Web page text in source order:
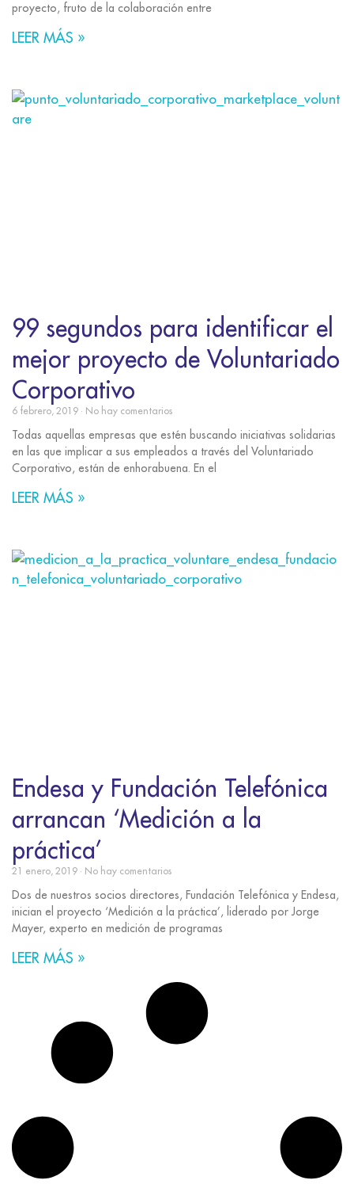
proyecto, fruto de la colaboración entre
LEER MÁS »
99 segundos para identificar el
mejor proyecto de Voluntariado
Corporativo
6 febrero, 2019 No hay comentarios
Todas aquellas empresas que estén buscando iniciativas solidarias
en las que implicar a sus empleados a través del Voluntariado
Corporativo, están de enhorabuena. En el
LEER MÁS »
Endesa y Fundación Telefónica
arrancan ‘Medición a la
práctica’
21 enero, 2019 No hay comentarios
Dos de nuestros socios directores, Fundación Telefónica y Endesa,
inician el proyecto ‘Medición a la práctica’, liderado por Jorge
Mayer, experto en medición de programas
LEER MÁS »